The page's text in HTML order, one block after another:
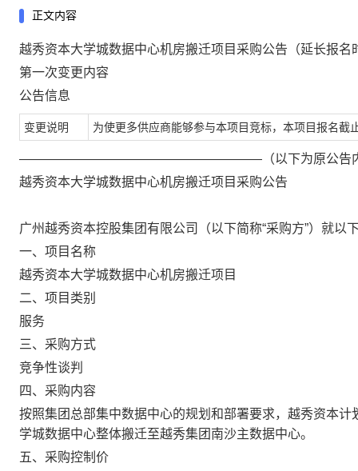
正文内容
越秀资本大学城数据中心机房搬迁项目采购公告（延长报名
第一次变更内容
公告信息
变更说明 为使更多供应商能够参与本项目竞标，本项目报名
———————————————————（以下为原公
越秀资本大学城数据中心机房搬迁项目采购公告
广州越秀资本控股集团有限公司（以下简称“采购方”）就
一、项目名称
越秀资本大学城数据中心机房搬迁项目
二、项目类别
服务
三、采购方式
竞争性谈判
四、采购内容
按照集团总部集中数据中心的规划和部署要求，越秀资本
学城数据中心整体搬迁至越秀集团南沙主数据中心。
五、采购控制价